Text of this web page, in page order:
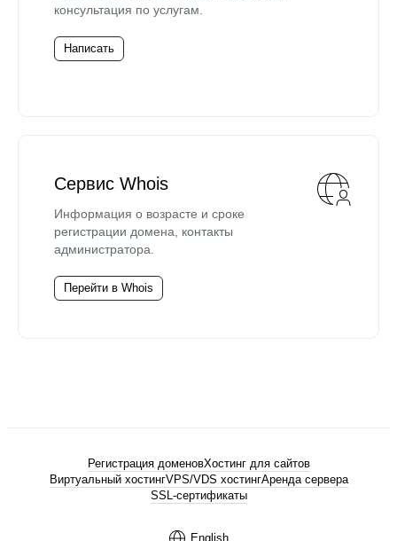
консультация по услугам.
Написать
Сервис Whois
Информация о возрасте и сроке
регистрации домена, контакты
администратора.
Перейти в Whois
English
Регистрация доменовХостинг для сайтов
Виртуальный хостингVPS/VDS хостингАренда сервера
SSL-сертификаты